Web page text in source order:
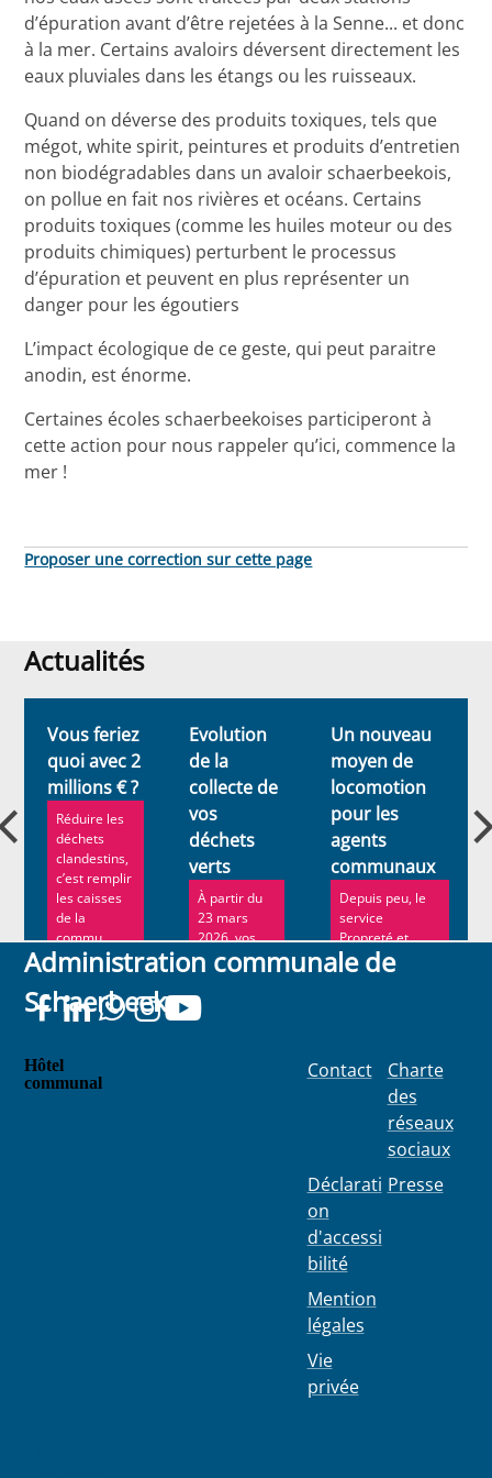
d’épuration avant d’être rejetées à la Senne... et donc
à la mer. Certains avaloirs déversent directement les
eaux pluviales dans les étangs ou les ruisseaux.
Quand on déverse des produits toxiques, tels que
mégot, white spirit, peintures et produits d’entretien
non biodégradables dans un avaloir schaerbeekois,
on pollue en fait nos rivières et océans. Certains
produits toxiques (comme les huiles moteur ou des
produits chimiques) perturbent le processus
d’épuration et peuvent en plus représenter un
danger pour les égoutiers
L’impact écologique de ce geste, qui peut paraitre
anodin, est énorme.
Certaines écoles schaerbeekoises participeront à
cette action pour nous rappeler qu’ici, commence la
mer !
Proposer une correction sur cette page
Actualités
Actualités
Vous feriez
quoi avec 2
millions € ?
Réduire les
déchets
clandestins,
c’est remplir
les caisses
de la
commu...
Evolution
de la
collecte de
vos
déchets
verts
À partir du
23 mars
2026, vos
déchets de
jardin ne
seront plus
collect...
Un nouveau
moyen de
locomotion
pour les
agents
communaux
Depuis peu, le
service
Propreté et
Espaces verts
de Schaerbeek
Administration communale de
Schaerbeek
Hôtel
communal
Contact
Déclarati
on
d'accessi
bilité
Mention
légales
Vie
privée
Charte
des
réseaux
sociaux
Presse